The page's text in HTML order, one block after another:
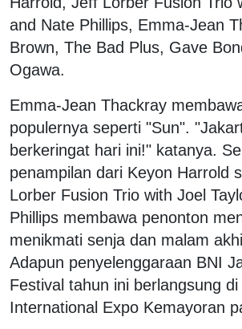
and Nate Phillips, Emma-Jean
Brown, The Bad Plus, Gave
Ogawa.
Emma-Jean Thackray
populernya seperti "Sun".
berkeringat hari ini!" katanya.
penampilan dari Keyon Harrold
Lorber Fusion Trio with Joel
Phillips membawa penonton
menikmati senja dan malam
Adapun penyelenggaraan BNI
Festival tahun ini berlangsung
International Expo Kemayoran